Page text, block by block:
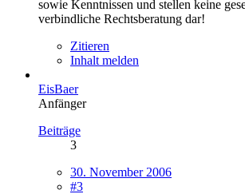
sowie Kenntnissen und stellen keine
verbindliche Rechtsberatung dar!
Zitieren
Inhalt melden
EisBaer
Anfänger
Beiträge
3
30. November 2006
#3